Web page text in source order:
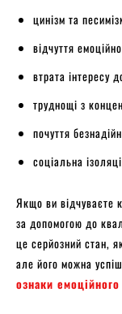
цинізм та
відчуття
втрата інтересу
труднощі з
почуття
соціальна
Якщо ви відчуваєте
за допомогою до
це серйозний стан,
але його можна
ознаки